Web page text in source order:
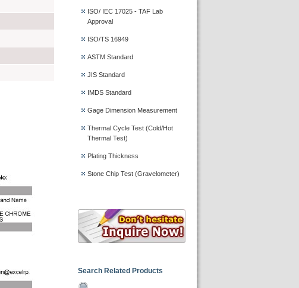
ISO/ IEC 17025 - TAF Lab
Approval
ISO/TS 16949
ASTM Standard
JIS Standard
IMDS Standard
Gage Dimension Measurement
Thermal Cycle Test (Cold/Hot
Thermal Test)
Plating Thickness
Stone Chip Test (Gravelometer)
Search Related Products